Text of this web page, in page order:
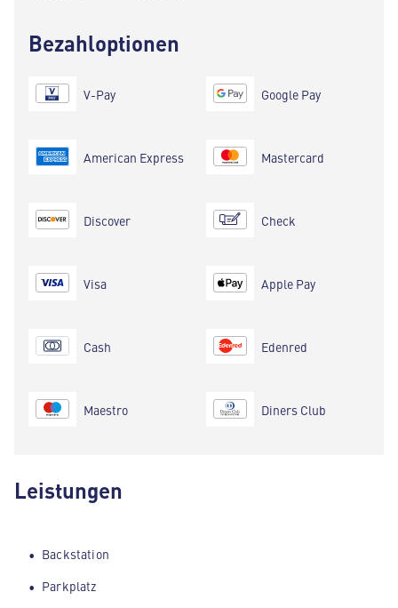
Bezahloptionen
V-Pay
American Express
Discover
Visa
Cash
Maestro
Google Pay
Mastercard
Check
Apple Pay
Edenred
Diners Club
Leistungen
Backstation
Parkplatz